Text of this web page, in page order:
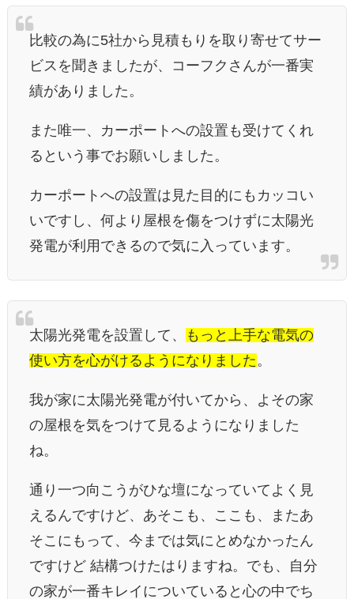
比較の為に5社から見積もりを取り寄せてサー
ビスを聞きましたが、コーフクさんが一番実
績がありました。
また唯一、カーポートへの設置も受けてくれ
るという事でお願いしました。
カーポートへの設置は見た目的にもカッコい
いですし、何より屋根を傷をつけずに太陽光
発電が利用できるので気に入っています。
太陽光発電を設置して、
もっと上手な電気の
使い方を心がけるようになりました 。
我が家に太陽光発電が付いてから、よその家
の屋根を気をつけて見るようになりました
ね。
通り一つ向こうがひな壇になっていてよく見
えるんですけど、あそこも、ここも、またあ
そこにもって、今までは気にとめなかったん
ですけど 結構つけたはりますね。でも、自分
の家が一番キレイについていると心の中でち